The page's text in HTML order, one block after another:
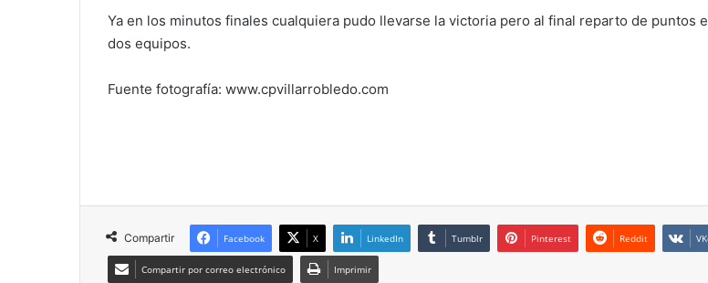
Ya en los minutos finales cualquiera pudo llevarse la victoria pero al final reparto de puntos
dos equipos.
Fuente fotografía: www.cpvillarrobledo.com
Compartir Facebook X LinkedIn Tumblr Pinterest Reddit
Compartir por correo electrónico Imprimir